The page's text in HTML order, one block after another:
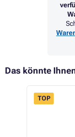
Das könnte
TOP